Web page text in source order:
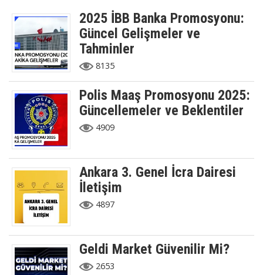
2025 İBB Banka Promosyonu:
Güncel Gelişmeler ve
Tahminler
8135
Polis Maaş Promosyonu 2025:
Güncellemeler ve Beklentiler
4909
Ankara 3. Genel İcra Dairesi
İletişim
4897
Geldi Market Güvenilir Mi?
2653